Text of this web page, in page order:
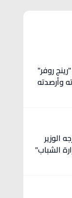
.. سيارة "رينج روفر"
وأرصدته
نقله .. ثم أُدرجه الوزير
الشباب"